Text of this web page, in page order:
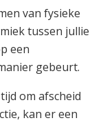
van fysieke
tussen jullie
een
gebeurt.
om afscheid
kan er een